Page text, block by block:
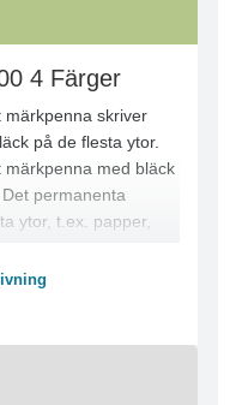
4 Färger
skriver
på de flesta ytor.
med bläck
permanenta
ytor, t.ex. papper,
olika stilar. Den är
Bläcket har